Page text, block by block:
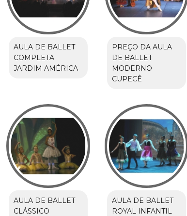
AULA DE BALLET
COMPLETA
JARDIM AMÉRICA
PREÇO DA AULA
DE BALLET
MODERNO
CUPECÊ
AULA DE BALLET
CLÁSSICO
AULA DE BALLET
ROYAL INFANTIL